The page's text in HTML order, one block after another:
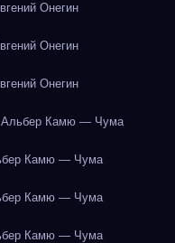
Онегин
Онегин
Онегин
Альбер Камю — Чума
Камю — Чума
Камю — Чума
Камю — Чума